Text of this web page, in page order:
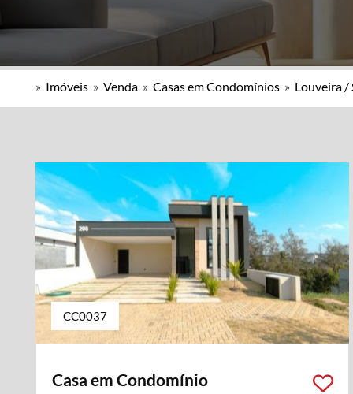
» Imóveis » Venda » Casas em Condomínios » Louveira /
CC0037
Casa em Condomínio